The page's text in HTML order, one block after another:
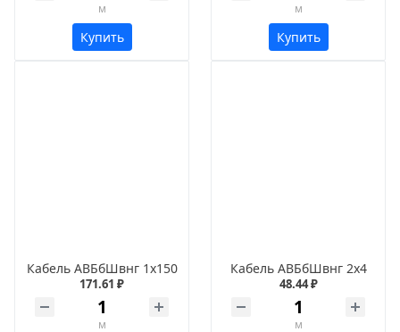
м
Купить
м
Купить
Кабель АВБбШвнг 1х150
171.61 ₽
м
Кабель АВБбШвнг 2х4
48.44 ₽
м